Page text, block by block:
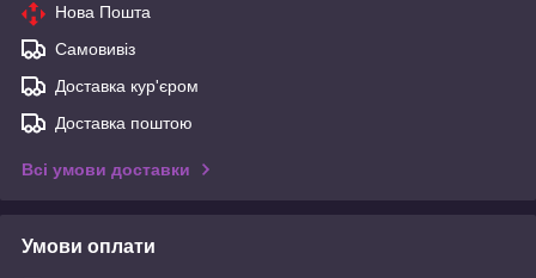
Нова Пошта
Самовивіз
Доставка кур'єром
Доставка поштою
Всі умови доставки
Умови оплати